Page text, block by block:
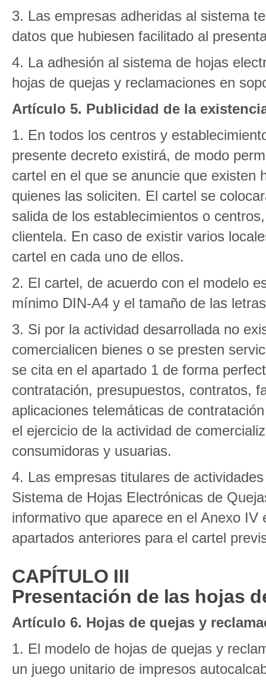
3. Las empresas adheridas al sistema
datos que hubiesen facilitado al
4. La adhesión al sistema de hojas
hojas de quejas y reclamaciones en
Artículo 5. Publicidad de la
1. En todos los centros y
presente decreto existirá, de modo
cartel en el que se anuncie que existen
quienes las soliciten. El cartel se
salida de los establecimientos o
clientela. En caso de existir varios
cartel en cada uno de ellos.
2. El cartel, de acuerdo con el modelo
mínimo DIN-A4 y el tamaño de las
3. Si por la actividad desarrollada no
comercialicen bienes o se presten
se cita en el apartado 1 de forma
contratación, presupuestos, contratos,
aplicaciones telemáticas de
el ejercicio de la actividad de
consumidoras y usuarias.
4. Las empresas titulares de
Sistema de Hojas Electrónicas de
informativo que aparece en el Anexo
apartados anteriores para el cartel
CAPÍTULO III
Presentación de las hojas
Artículo 6. Hojas de quejas y
1. El modelo de hojas de quejas y
un juego unitario de impresos